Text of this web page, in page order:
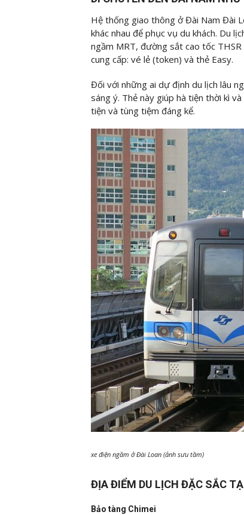
Hệ thống giao thông ở Đài Nam Đài
khác nhau để phục vụ du khách. Du
ngầm MRT, đường sắt cao tốc
cung cấp: vé lẻ (token) và thẻ Easy.
Đối với những ai dự định du lịch lâu
sáng ý. Thẻ này giúp hà tiện thời kì
tiện và tùng tiệm đáng kể.
xe điện ngầm ở Đài Loan (ảnh sưu tầm)
ĐỊA ĐIỂM DU LỊCH ĐẶC SẮC
Bảo tàng Chimei